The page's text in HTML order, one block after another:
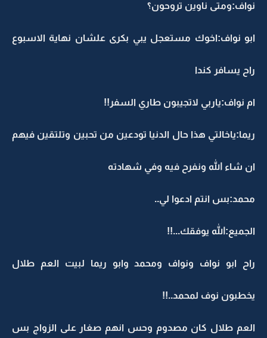
نواف:ومتى ناوين تروحون؟
ابو نواف:اخوك مستعجل يبي بكرى علشان نهاية الاسبوع
راح يسافر كندا
ام نواف:ياربي لاتجيبون طاري السفر!!
ريما:ياخالتي هذا حال الدنيا تودعين من تحبين وتلتقين فيهم
ان شاء الله ونفرح فيه وفي شهادته
محمد:بس انتم ادعوا لي..
الجميع:الله يوفقك...!!
راح ابو نواف ونواف ومحمد وابو ريما لبيت العم طلال
يخطبون نوف لمحمد..!!
العم طلال كان مصدوم وحس انهم صغار على الزواج بس